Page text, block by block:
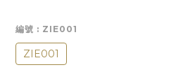
編號 : ZIE001
ZIE001